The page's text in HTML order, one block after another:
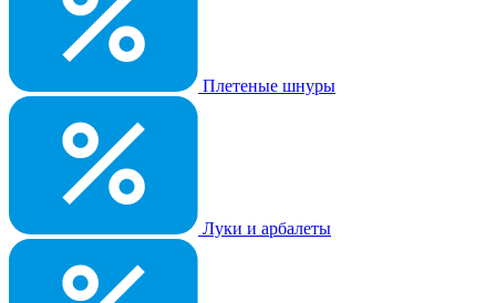
Плетеные шнуры
Луки и арбалеты